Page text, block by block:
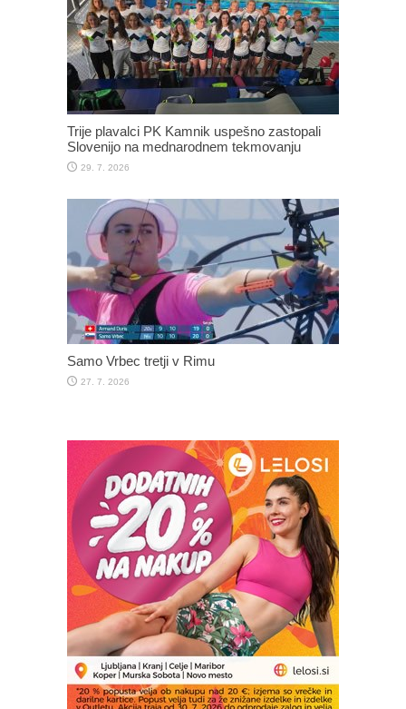
Trije plavalci PK Kamnik uspešno zastopali
Slovenijo na mednarodnem tekmovanju
29. 7. 2026
Samo Vrbec tretji v Rimu
27. 7. 2026